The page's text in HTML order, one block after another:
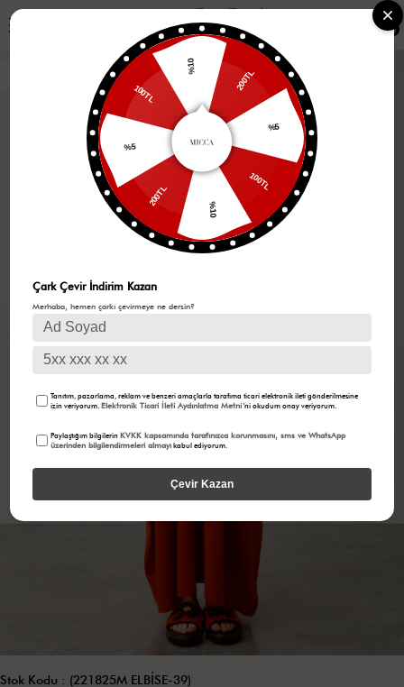
0
Stok Kodu (221825M ELBİSE-39)
%10 200TL
%5
100TL
%10
200TL
%5
100TL
Çark Çevir İndirim Kazan
Merhaba, hemen çarkı çevirmeye ne dersin?
Tanıtım, pazarlama, reklam ve benzeri amaçlarla tarafıma ticari elektronik ileti gönderilmesine
izin veriyorum.Elektronik Ticari İleti Aydınlatma Metni 'ni okudum onay veriyorum.
Paylaştığım bilgilerinKVKK kapsamında tarafınızca korunmasını, sms ve WhatsApp
üzerinden bilgilendirmeleri almayı kabul ediyorum.
Çevir Kazan